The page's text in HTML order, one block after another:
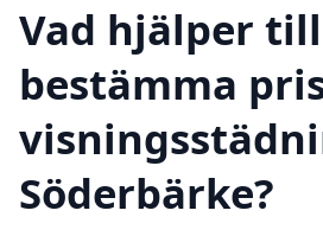
Vad hjälper
bestämma
Söderbärke?